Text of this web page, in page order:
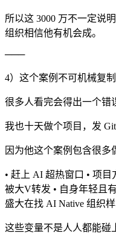
所以这 3000 万不一定说
组织相信他有机会成。
───
4）这个案例不可机械复制
很多人看完会得出一个错
我也十天做个项目，发
因为他这个案例包含很多
• 赶上 AI 超热窗口 • 项
被大V转发 • 自身年轻且
盛大在找 AI Native 组织
这些变量不是人人都能碰